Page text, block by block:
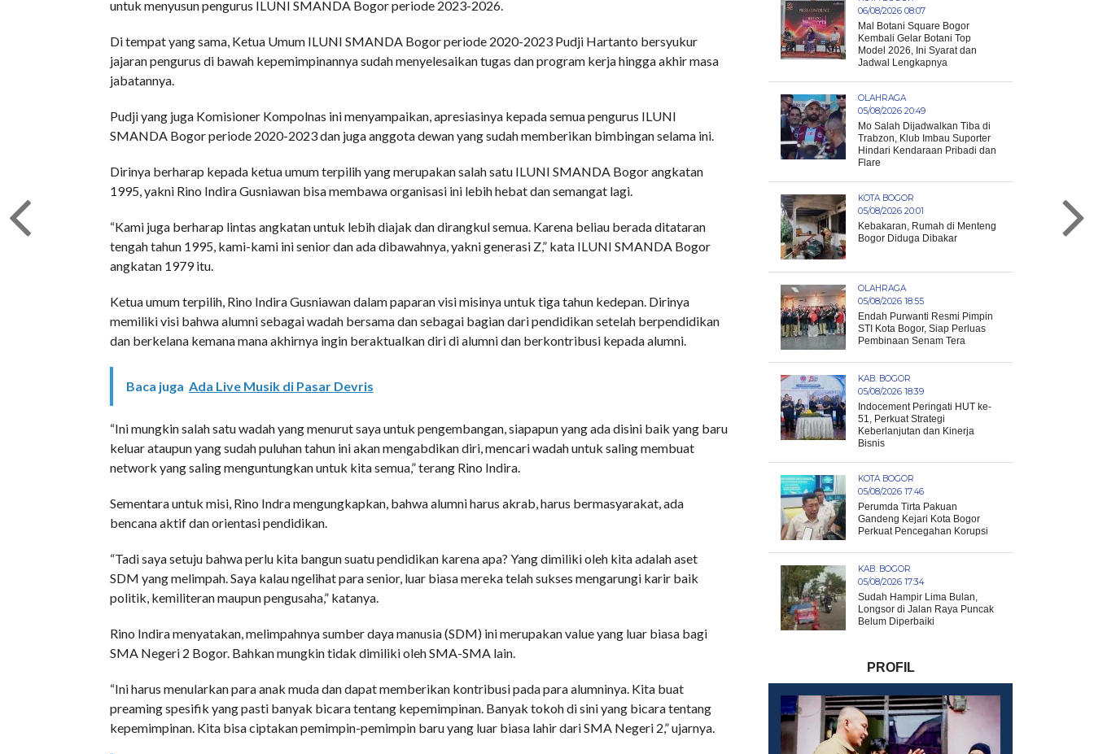
untuk menyusun pengurus ILUNI SMANDA Bogor periode 2023-2026.
Di tempat yang sama, Ketua Umum ILUNI SMANDA Bogor periode 2020-2023 Pudji Hartanto bersyukur
jajaran pengurus di bawah kepemimpinannya sudah menyelesaikan tugas dan program kerja hingga akhir masa
jabatannya.
Pudji yang juga Komisioner Kompolnas ini menyampaikan, apresiasinya kepada semua pengurus ILUNI
SMANDA Bogor periode 2020-2023 dan juga anggota dewan yang sudah memberikan bimbingan selama ini.
Dirinya berharap kepada ketua umum terpilih yang merupakan salah satu ILUNI SMANDA Bogor angkatan
1995, yakni Rino Indira Gusniawan bisa membawa organisasi ini lebih hebat dan semangat lagi.
“Kami juga berharap lintas angkatan untuk lebih diajak dan dirangkul semua. Karena beliau berada ditataran
tengah tahun 1995, kami-kami ini senior dan ada dibawahnya, yakni generasi Z,” kata ILUNI SMANDA Bogor
angkatan 1979 itu.
Ketua umum terpilih, Rino Indira Gusniawan dalam paparan visi misinya untuk tiga tahun kedepan. Dirinya
memiliki visi bahwa alumni sebagai wadah bersama dan sebagai bagian dari pendidikan setelah berpendidikan
dan berkelana kemana mana akhirnya ingin beraktualkan diri di alumni dan berkontribusi kepada alumni.
Baca juga Ada Live Musik di Pasar Devris
“Ini mungkin salah satu wadah yang menurut saya untuk pengembangan, siapapun yang ada disini baik yang baru
keluar ataupun yang sudah puluhan tahun ini akan mengabdikan diri, mencari wadah untuk saling membuat
network yang saling menguntungkan untuk kita semua,” terang Rino Indira.
Sementara untuk misi, Rino Indra mengungkapkan, bahwa alumni harus akrab, harus bermasyarakat, ada
bencana aktif dan orientasi pendidikan.
“Tadi saya setuju bahwa perlu kita bangun suatu pendidikan karena apa? Yang dimiliki oleh kita adalah aset
SDM yang melimpah. Saya kalau ngelihat para senior, luar biasa mereka telah sukses mengarungi karir baik
politik, kemiliteran maupun pengusaha,” katanya.
Rino Indira menyatakan, melimpahnya sumber daya manusia (SDM) ini merupakan value yang luar biasa bagi
SMA Negeri 2 Bogor. Bahkan mungkin tidak dimiliki oleh SMA-SMA lain.
“Ini harus menularkan para anak muda dan dapat memberikan kontribusi pada para alumninya. Kita buat
preaming spesifik yang pasti banyak bicara tentang kepemimpinan. Banyak tokoh di sini yang bicara tentang
kepemimpinan. Kita bisa ciptakan pemimpin-pemimpin baru yang luar biasa lahir dari SMA Negeri 2,” ujarnya.
06/08/2026 08:07
Mal Botani Square Bogor
Kembali Gelar Botani Top
Model 2026, Ini Syarat dan
Jadwal Lengkapnya
OLAHRAGA
05/08/2026 20:49
Mo Salah Dijadwalkan Tiba di
Trabzon, Klub Imbau Suporter
Hindari Kendaraan Pribadi dan
Flare
KOTA BOGOR
05/08/2026 20:01
Kebakaran, Rumah di Menteng
Bogor Diduga Dibakar
OLAHRAGA
05/08/2026 18:55
Endah Purwanti Resmi Pimpin
STI Kota Bogor, Siap Perluas
Pembinaan Senam Tera
KAB. BOGOR
05/08/2026 18:39
Indocement Peringati HUT ke-
51, Perkuat Strategi
Keberlanjutan dan Kinerja
Bisnis
KOTA BOGOR
05/08/2026 17:46
Perumda Tirta Pakuan
Gandeng Kejari Kota Bogor
Perkuat Pencegahan Korupsi
KAB. BOGOR
05/08/2026 17:34
Sudah Hampir Lima Bulan,
Longsor di Jalan Raya Puncak
Belum Diperbaiki
PROFIL